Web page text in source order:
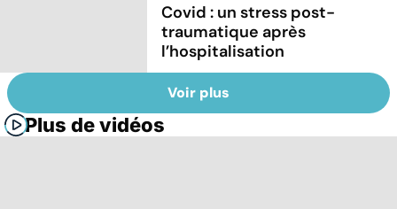
Covid : un stress post-
traumatique après
l’hospitalisation
Voir plus
Plus de vidéos